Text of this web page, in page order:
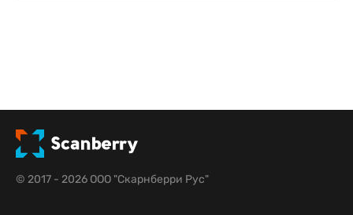
© 2017 - 2026 ООО "Скарнберри Рус"